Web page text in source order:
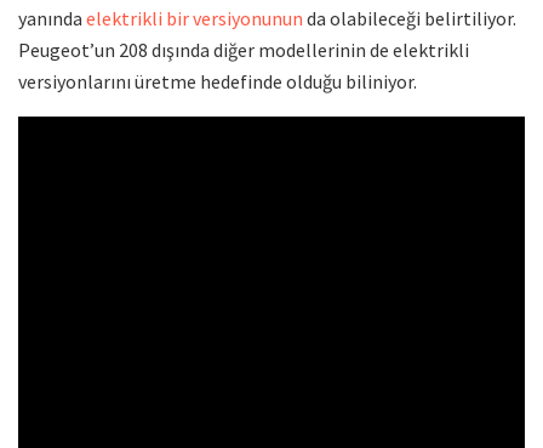
yanında elektrikli bir versiyonunun da olabileceği belirtiliyor.
Peugeot’un 208 dışında diğer modellerinin de elektrikli
versiyonlarını üretme hedefinde olduğu biliniyor.